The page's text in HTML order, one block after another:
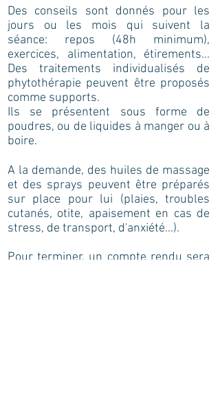
Des conseils sont donnés pour les
jours ou les mois qui suivent la
séance: repos (48h minimum),
exercices, alimentation, étirements...
Des traitements individualisés de
phytothérapie peuvent être proposés
comme supports.
Ils se présentent sous forme de
poudres, ou de liquides à manger ou à
boire.
A la demande, des huiles de massage
et des sprays peuvent être préparés
sur place pour lui (plaies, troubles
cutanés, otite, apaisement en cas de
stress, de transport, d'anxiété...).
Pour terminer, un compte rendu sera